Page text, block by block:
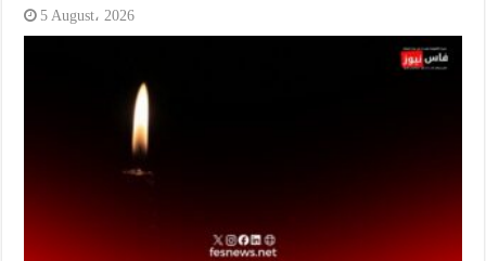
5 August، 2026